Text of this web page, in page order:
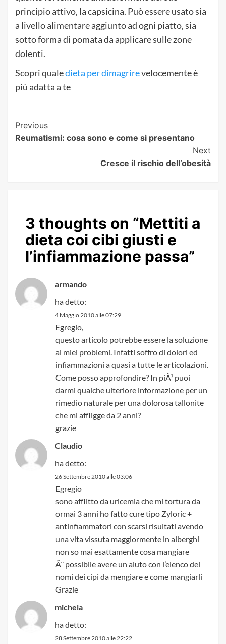
principio attivo, la capsicina. Può essere usato sia
a livello alimentare aggiunto ad ogni piatto, sia
sotto forma di pomata da applicare sulle zone
dolenti.
Scopri qualedieta per dimagrirevelocemente è
più adatta a te
Post
Navigation
Previous
Reumatismi: cosa sono e come si presentano
Next
Cresce il rischio dell’obesità
3 thoughts on “Mettiti a
dieta coi cibi giusti e
l’infiammazione passa”
armando
ha detto:
4 Maggio 2010 alle 07:29
Egregio,
questo articolo potrebbe essere la soluzione
ai miei problemi. Infatti soffro di dolori ed
infiammazioni a quasi a tutte le articolazioni.
Come posso approfondire? In piÃ¹ puoi
darmi qualche ulteriore informazione per un
rimedio naturale per una dolorosa tallonite
che mi affligge da 2 anni?
grazie
Claudio
ha detto:
26 Settembre 2010 alle 03:06
Egregio
sono afflitto da uricemia che mi tortura da
ormai 3 anni ho fatto cure tipo Zyloric +
antinfiammatori con scarsi risultati avendo
una vita vissuta maggiormente in alberghi
non so mai esattamente cosa mangiare
Ã¨ possibile avere un aiuto con l’elenco dei
nomi dei cipi da mengiare e come mangiarli
Grazie
michela
ha detto:
28 Settembre 2010 alle 22:22